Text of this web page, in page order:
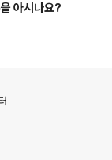
아시나요?